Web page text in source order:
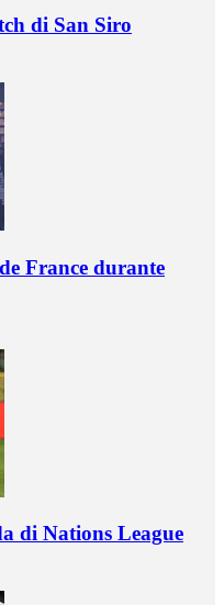
di San Siro
France durante
di Nations League